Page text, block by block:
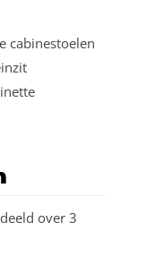
cabinestoelen
over 3